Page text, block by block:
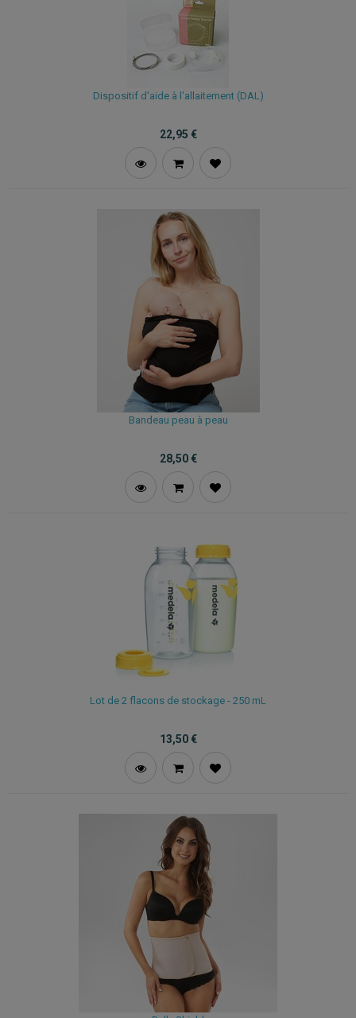
Dispositif d'aide à l'allaitement (DAL)
22,95 €
Bandeau peau à peau
28,50€
Lot de 2 flacons de stockage - 250 mL
13,50€